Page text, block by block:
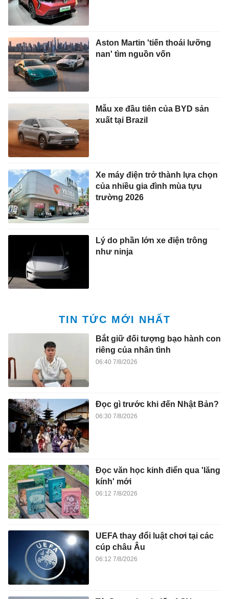
Aston Martin 'tiến thoái lưỡng
nan' tìm nguồn vốn
Mẫu xe đầu tiên của BYD sản
xuất tại Brazil
Xe máy điện trở thành lựa chọn
của nhiều gia đình mùa tựu
trường 2026
Lý do phần lớn xe điện trông
như ninja
TIN TỨC MỚI NHẤT
Bắt giữ đối tượng bạo hành con
riêng của nhân tình
06:40 7/8/2026
Đọc gì trước khi đến Nhật Bản?
06:30 7/8/2026
Đọc văn học kinh điển qua 'lăng
kính' mới
06:12 7/8/2026
UEFA thay đổi luật chơi tại các
cúp châu Âu
06:12 7/8/2026